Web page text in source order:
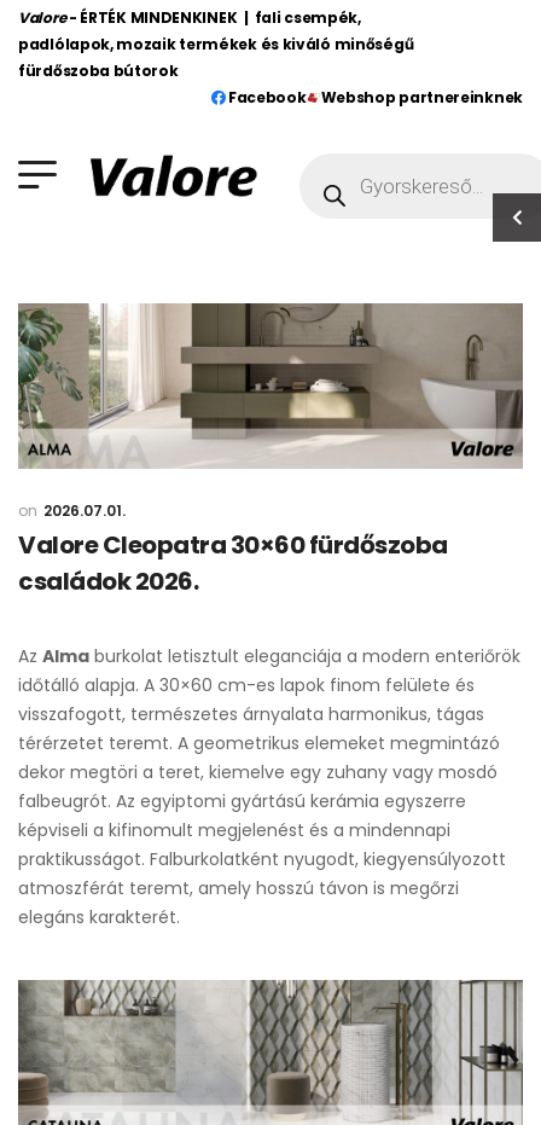
Valore - ÉRTÉK MINDENKINEK | fali csempék,
padlólapok, mozaik termékek és kiváló minőségű
fürdőszoba bútorok
Facebook
Webshop partnereinknek
2026.07.01.
Valore Cleopatra 30×60 fürdőszoba
családok 2026.
Az Alma burkolat letisztult eleganciája a modern enteriőrök
időtálló alapja. A 30×60 cm-es lapok finom felülete és
visszafogott, természetes árnyalata harmonikus, tágas
térérzetet teremt. A geometrikus elemeket megmintázó
dekor megtöri a teret, kiemelve egy zuhany vagy mosdó
falbeugrót. Az egyiptomi gyártású kerámia egyszerre
képviseli a kifinomult megjelenést és a mindennapi
praktikusságot. Falburkolatként nyugodt, kiegyensúlyozott
atmoszférát teremt, amely hosszú távon is megőrzi
elegáns karakterét.